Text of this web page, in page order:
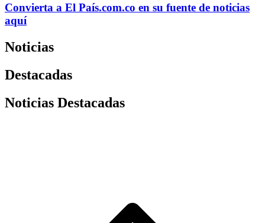
Convierta a El País.com.co en su fuente de noticias
aquí
Noticias
Destacadas
Noticias Destacadas